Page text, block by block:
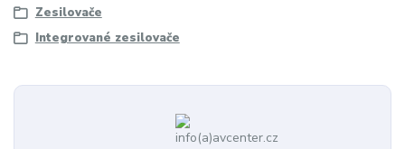
Zesilovače
Integrované zesilovače